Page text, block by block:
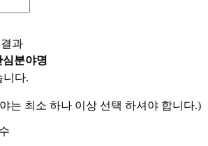
과
심분야명
니다.
는 최소 하나 이상 선택 하셔야 합니다.)